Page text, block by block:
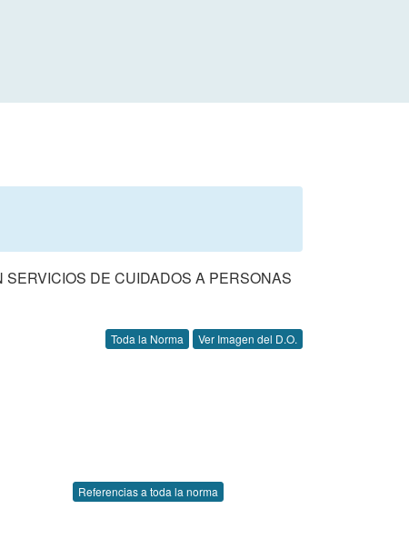
DE CUIDADOS A PERSONAS
Toda la Norma Ver Imagen del D.O.
Referencias a toda la norma